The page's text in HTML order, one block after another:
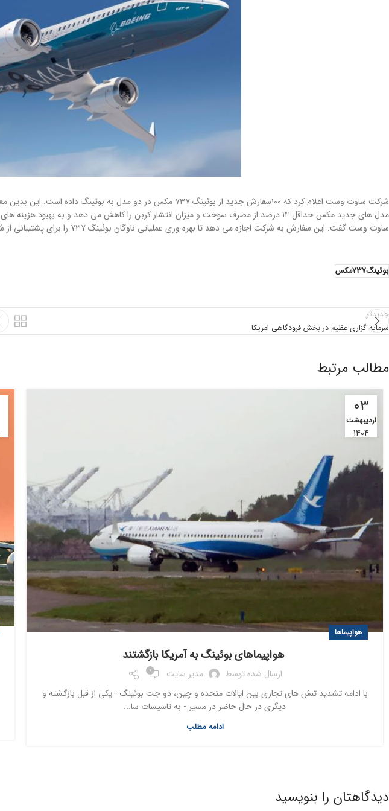
شرکت ساوت وست اعلام کرد که ۱۰۰سفارش جدید از بوئینگ ۷۳۷ مکس در دو مدل به بوئینگ داده است. این بدین معنی است که بوئینگ باید در مجموع بیش از ۶۰۰ هواپیما برای این شرکت هواپیمایی تا سال ۲۰۳۱ بسازد.
مدل های جدید مکس حداقل ۱۴ درصد از مصرف سوخت و میزان انتشار کربن را کاهش می دهد و به بهبود هزینه های عملکرد محیطی کمک می کنند.
ساوت وست گفت: این سفارش به شرکت اجازه می دهد تا بهره وری عملیاتی ناوگان بوئینگ ۷۳۷ را برای پشتیبانی از شبکه نقطه به نقطه خود حفظ کند.
بوئینگ737مکس
جدیدتر
سرمایه گزاری عظیم در بخش فرودگاهی امریکا
مطالب مرتبط
03
اردیبهشت
1404
هواپیماها
هواپیماهای بوئینگ به آمریکا بازگشتند
ارسال شده توسط مدیر سایت 0
با ادامه تشدید تنش های تجاری بین ایالات متحده و چین، دو جت بوئینگ - یکی از قبل بازگشته و
دیگری در حال حاضر در مسیر - به تاسیسات سا...
ادامه مطلب
دیدگاهتان را بنویسید